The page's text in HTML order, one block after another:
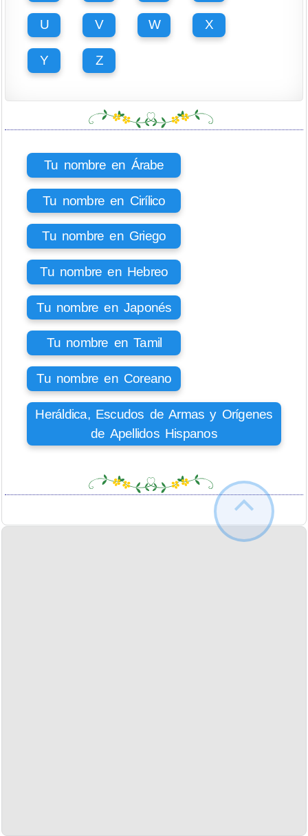
U V W X
Y Z
Tu nombre en Árabe
Tu nombre en Cirílico
Tu nombre en Griego
Tu nombre en Hebreo
Tu nombre en Japonés
Tu nombre en Tamil
Tu nombre en Coreano
Heráldica, Escudos de Armas y Orígenes
de Apellidos Hispanos